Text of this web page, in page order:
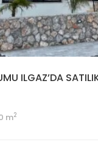
ILGAZ’DA
m2